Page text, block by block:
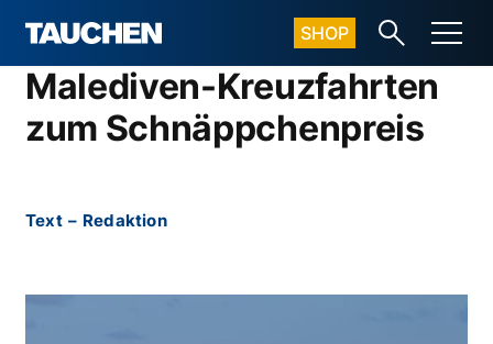
SHOP
Malediven-Kreuzfahrten
zum Schnäppchenpreis
Text – Redaktion